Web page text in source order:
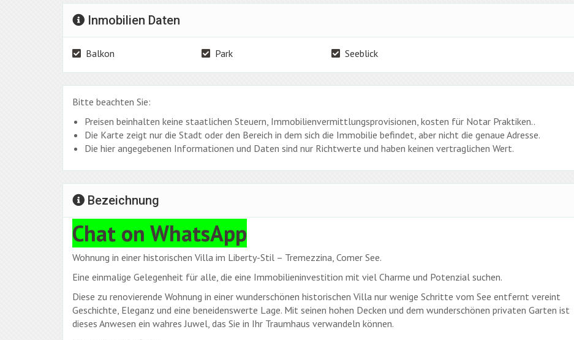
Inmobilien Daten
Balkon Park Seeblick
Bitte beachten Sie:
Preisen beinhalten keine staatlichen Steuern, Immobilienvermittlungsprovisionen, kosten für Notar Praktiken..
Die Karte zeigt nur die Stadt oder den Bereich in dem sich die Immobilie befindet, aber nicht die genaue Adresse.
Die hier angegebenen Informationen und Daten sind nur Richtwerte und haben keinen vertraglichen Wert.
Bezeichnung
Chat on WhatsApp
Wohnung in einer historischen Villa im Liberty-Stil – Tremezzina, Comer See.
Eine einmalige Gelegenheit für alle, die eine Immobilieninvestition mit viel Charme und Potenzial suchen.
Diese zu renovierende Wohnung in einer wunderschönen historischen Villa nur wenige Schritte vom See entfernt vereint
Geschichte, Eleganz und eine beneidenswerte Lage. Mit seinen hohen Decken und dem wunderschönen privaten Garten ist
dieses Anwesen ein wahres Juwel, das Sie in Ihr Traumhaus verwandeln können.